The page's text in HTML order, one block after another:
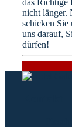
nicht länger.
schicken Sie
uns darauf,
dürfen!